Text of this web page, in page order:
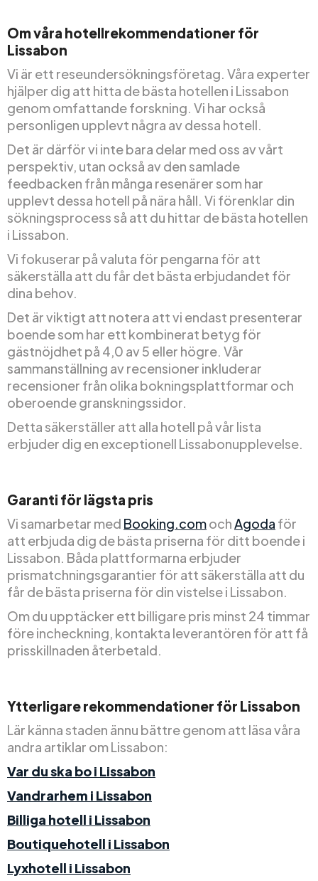
Om våra hotellrekommendationer för
Lissabon
Vi är ett reseundersökningsföretag. Våra experter
hjälper dig att hitta de bästa hotellen i Lissabon
genom omfattande forskning. Vi har också
personligen upplevt några av dessa hotell.
Det är därför vi inte bara delar med oss av vårt
perspektiv, utan också av den samlade
feedbacken från många resenärer som har
upplevt dessa hotell på nära håll. Vi förenklar din
sökningsprocess så att du hittar de bästa hotellen
i Lissabon.
Vi fokuserar på valuta för pengarna för att
säkerställa att du får det bästa erbjudandet för
dina behov.
Det är viktigt att notera att vi endast presenterar
boende som har ett kombinerat betyg för
gästnöjdhet på 4,0 av 5 eller högre. Vår
sammanställning av recensioner inkluderar
recensioner från olika bokningsplattformar och
oberoende granskningssidor.
Detta säkerställer att alla hotell på vår lista
erbjuder dig en exceptionell Lissabonupplevelse.
Garanti för lägsta pris
Vi samarbetar med Booking.comochAgoda för
att erbjuda dig de bästa priserna för ditt boende i
Lissabon. Båda plattformarna erbjuder
prismatchningsgarantier för att säkerställa att du
får de bästa priserna för din vistelse i Lissabon.
Om du upptäcker ett billigare pris minst 24 timmar
före incheckning, kontakta leverantören för att få
prisskillnaden återbetald.
Ytterligare rekommendationer för Lissabon
Lär känna staden ännu bättre genom att läsa våra
andra artiklar om Lissabon:
Var du ska bo i Lissabon
Vandrarhem i Lissabon
Billiga hotell i Lissabon
Boutiquehotell i Lissabon
Lyxhotell i Lissabon